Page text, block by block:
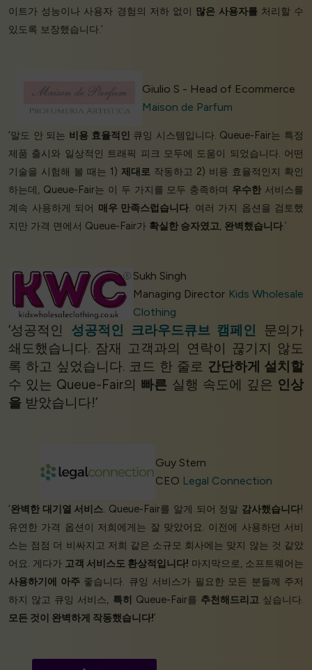
이트가 성능이나 사용자 경험의 저하 없이 많은 사용자를처리할 수
있도록 보장했습니다.’
Giulio S - Head of Ecommerce
Maison de Parfum
‘말도 안 되는 비용 효율적인 큐잉 시스템입니다. Queue-Fair는 특정
제품 출시와 일상적인 트래픽 피크 모두에 도움이 되었습니다. 어떤
기술을 시험해 볼 때는 1) 제대로 작동하고 2) 비용 효율적인지 확인
하는데, Queue-Fair는 이 두 가지를 모두 충족하며 우수한 서비스를
계속 사용하게 되어 매우 만족스럽습니다. 여러 가지 옵션을 검토했
지만 가격 면에서 Queue-Fair가 확실한 승자였고, 완벽했습니다.’
Sukh Singh
Managing Director Kids Wholesale
Clothing
‘성공적인 성공적인 크라우드큐브 캠페인 문의가
쇄도했습니다. 잠재 고객과의 연락이 끊기지 않도
록 하고 싶었습니다. 코드 한 줄로 간단하게 설치할
수 있는 Queue-Fair의 빠른 실행 속도에 깊은 인상
을 받았습니다!’
Guy Stern
CEO Legal Connection
‘완벽한 대기열 서비스. Queue-Fair를 알게 되어 정말 감사했습니다!
유연한 가격 옵션이 저희에게는 잘 맞았어요. 이전에 사용하던 서비
스는 점점 더 비싸지고 저희 같은 소규모 회사에는 맞지 않는 것 같았
어요. 게다가 고객 서비스도 환상적입니다! 마지막으로, 소프트웨어는
사용하기에 아주좋습니다. 큐잉 서비스가 필요한 모든 분들께 주저
하지 않고 큐잉 서비스, 특히 Queue-Fair를 추천해드리고싶습니다.
모든 것이 완벽하게 작동했습니다!’